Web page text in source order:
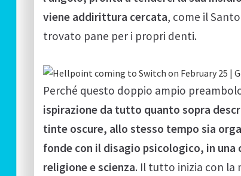
viene addirittura cercata, come il
trovato pane per i propri denti.
Perché questo doppio ampio
ispirazione da tutto quanto sopra
tinte oscure, allo stesso tempo sia
fonde con il disagio psicologico, in
religione e scienza. Il tutto inizia con la